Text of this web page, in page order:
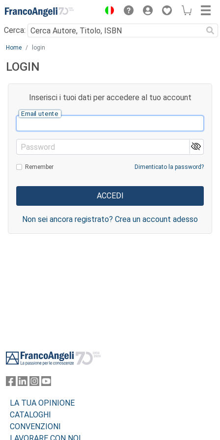
Menu
Cerca:
Main content
Home login
LOGIN
Inserisci i tuoi dati per accedere al tuo account
Email utente
Password
Remember Dimenticato la password?
Non sei ancora registrato? Crea un account adesso
LA TUA OPINIONE
CATALOGHI
CONVENZIONI